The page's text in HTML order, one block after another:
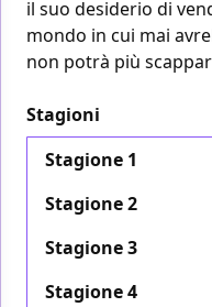
il suo desiderio di
mondo in cui mai
non potrà più
Stagioni
Stagione 1
Stagione 2
Stagione 3
Stagione 4